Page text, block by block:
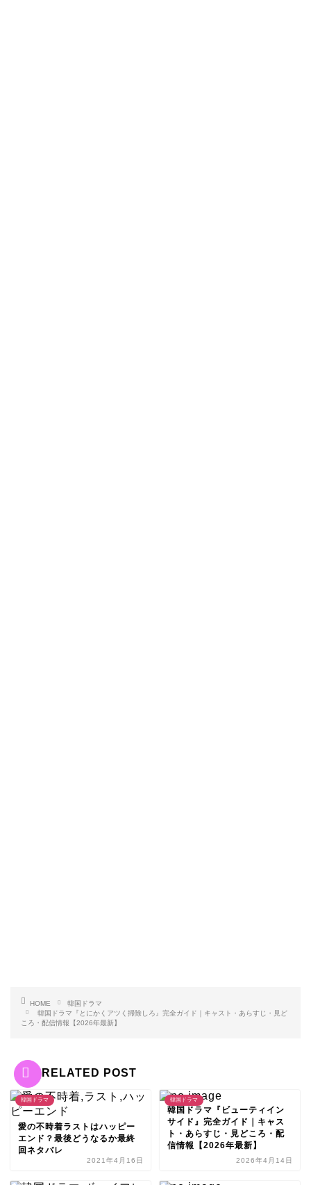
HOME
韓国ドラマ
韓国ドラマ『とにかくアツく掃除しろ』完全ガイド｜キャスト・あらすじ・見ど
ころ・配信情報【2026年最新】
RELATED POST
韓国ドラマ
愛の不時着ラストはハッピー
エンド？最後どうなるか最終
回ネタバレ
2021年4月16日
韓国ドラマ
韓国ドラマ『ビューティイン
サイド』完全ガイド｜キャス
ト・あらすじ・見どころ・配
信情報【2026年最新】
2026年4月14日